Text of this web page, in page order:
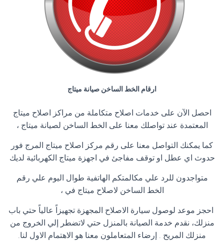
ارقام الخط الساخن صيانة ميتاج
احصل الآن على خدمات اصلاح متكاملة من مراكز اصلاح ميتاج
المعتمدة عند تواصلك معنا على الخط الساخن لصيانة ميتاج ،
كما يمكنك التواصل معنا على رقم مركز اصلاح ميتاج المرج فور
حدوث اي عطل او توقف مفاجئ في اجهزة ميتاج الكهربائية لديك
متواجدون للرد علي مكالمتكم الهاتفية طوال اليوم علي رقم
الخط الساخن لاصلاح ميتاج في ،
احجز موعد لوصول سيارة الاصلاح المجهزة تجهيزاً عالياً حتي باب
منزلك، نقدم خدمة الصيانة بالمنزل حتي لاتضطر إلي الخروج من
منزلك المريح . إرضاء المتعاملون معنا هو الاهتمام الاول لنا.